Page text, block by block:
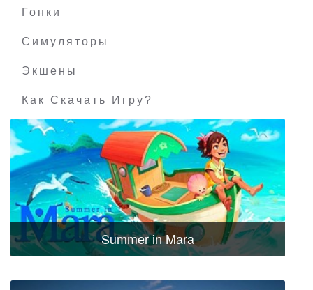
Гонки
Симуляторы
Экшены
Как Скачать Игру?
Summer in Mara